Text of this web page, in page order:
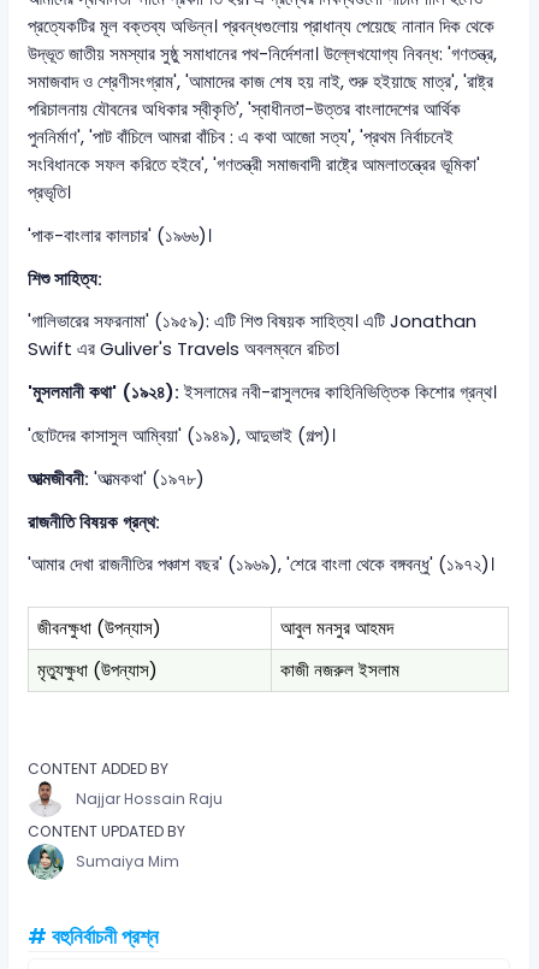
প্রত্যেকটির মূল বক্তব্য অভিন্ন। প্রবন্ধগুলোয় প্রাধান্য পেয়েছে নানান দিক থেকে
উদ্ভূত জাতীয় সমস্যার সুষ্ঠু সমাধানের পথ-নির্দেশনা। উল্লেখযোগ্য নিবন্ধ: 'গণতন্ত্র,
সমাজবাদ ও শ্রেণীসংগ্রাম', 'আমাদের কাজ শেষ হয় নাই, শুরু হইয়াছে মাত্র', 'রাষ্ট্র
পরিচালনায় যৌবনের অধিকার স্বীকৃতি', 'স্বাধীনতা-উত্তর বাংলাদেশের আর্থিক
পুননির্মাণ', 'পাট বাঁচিলে আমরা বাঁচিব : এ কথা আজো সত্য', 'প্রথম নির্বাচনেই
সংবিধানকে সফল করিতে হইবে', 'গণতন্ত্রী সমাজবাদী রাষ্ট্রে আমলাতন্ত্রের ভূমিকা'
প্রভৃতি।
'পাক-বাংলার কালচার' (১৯৬৬)।
শিশু সাহিত্য:
'গালিভারের সফরনামা' (১৯৫৯): এটি শিশু বিষয়ক সাহিত্য। এটি Jonathan
Swift এর Guliver's Travels অবলম্বনে রচিত।
'মুসলমানী কথা' (১৯২৪):ইসলামের নবী-রাসুলদের কাহিনিভিত্তিক কিশোর গ্রন্থ।
'ছোটদের কাসাসুল আম্বিয়া' (১৯৪৯), আদুভাই (গল্প)।
আত্মজীবনী: 'আত্মকথা' (১৯৭৮)
রাজনীতি বিষয়ক গ্রন্থ:
'আমার দেখা রাজনীতির পঞ্চাশ বছর' (১৯৬৯), 'শেরে বাংলা থেকে বঙ্গবন্ধু' (১৯৭২)।
জীবনক্ষুধা (উপন্যাস)
আবুল মনসুর আহমদ
মৃত্যুক্ষুধা (উপন্যাস)
কাজী নজরুল ইসলাম
CONTENT ADDED BY
Najjar Hossain Raju
CONTENT UPDATED BY
Sumaiya Mim
# বহুনির্বাচনী প্রশ্ন